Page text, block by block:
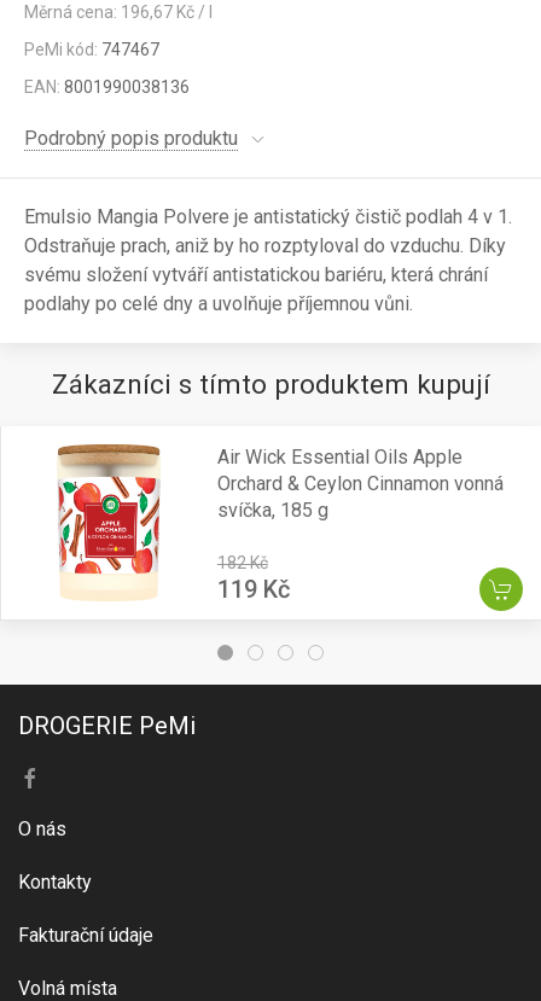
Měrná cena: 196,67 Kč / l
PeMi kód: 747467
EAN: 8001990038136
Podrobný popis produktu
Emulsio Mangia Polvere je antistatický čistič podlah 4 v 1.
Odstraňuje prach, aniž by ho rozptyloval do vzduchu. Díky
svému složení vytváří antistatickou bariéru, která chrání
podlahy po celé dny a uvolňuje příjemnou vůni.
Zákazníci s tímto produktem kupují
Air Wick Essential Oils Apple
Orchard & Ceylon Cinnamon vonná
svíčka, 185 g
182 Kč
119 Kč
DROGERIE PeMi
O nás
Kontakty
Fakturační údaje
Volná místa